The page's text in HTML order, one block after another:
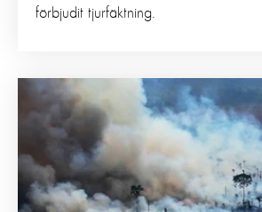
förbjudit tjurfäktning.